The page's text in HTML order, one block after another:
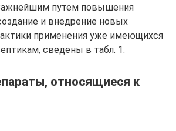
путем повышения
и внедрение новых
применения уже имеющихся
сведены в табл. 1.
относящиеся к